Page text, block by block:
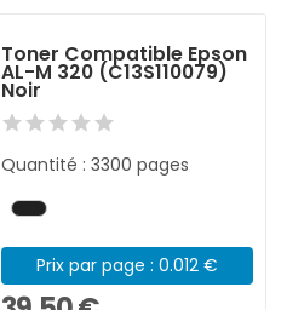
Toner Compatible Epson
AL-M 320 (C13S110079)
Noir
Quantité : 3300 pages
Prix par page : 0.012 €